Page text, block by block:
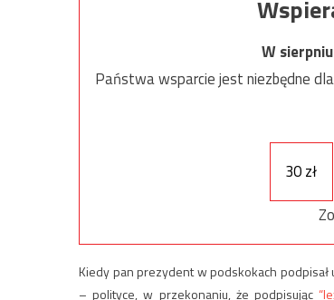
W
Państwa wsparcie jest niezbędne
30 zł
Kiedy pan prezydent w podskokach
– polityce, w przekonaniu, że podpisując